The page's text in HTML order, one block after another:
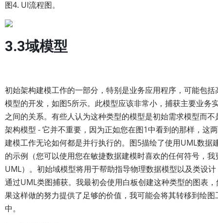
图4. UI流程图。
3.3域模型
初始架构建模工作的一部分，特别是业务应用程序，可能包括
模型的开发，如图5所示。此模型应该非常小，捕获主要业务
之间的关系。有些人认为这种类型的模型是初始需求模型而不
架构模型 - 它并不重要，因为正如您在图1中看到的那样，这
建模工作无论如何都是并行执行的。图5描绘了使用UML数据
的示例（您可以使用您在敏捷数据建模时喜欢的任何符号，我
UML）。初始域模型将用于帮助指导物理数据模型以及类设
通过UML类图捕获。我最初会使用白板创建这种类型的图表
果这样做的努力提供了足够的价值，我可能会将其转移到绘图
中。